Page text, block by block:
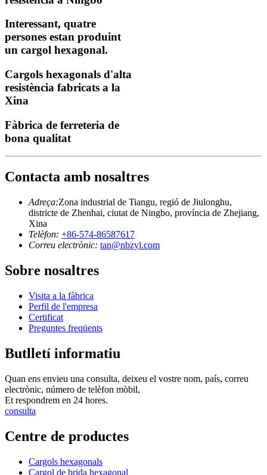
Interessant, quatre
persones estan produint
un cargol hexagonal.
Cargols hexagonals d'alta
resistència fabricats a la
Xina
Fàbrica de ferreteria de
bona qualitat
Contacta amb nosaltres
Adreça:Zona industrial de Tiangu, regió de Jiulonghu,
districte de Zhenhai, ciutat de Ningbo, província de Zhejiang,
Xina
Telèfon: +86-574-86587617
Correu electrònic: tan@nbzyl.com
Sobre nosaltres
Visita a la fàbrica
Perfil de l'empresa
Certificat
Preguntes freqüents
Butlletí informatiu
Quan ens envieu una consulta, deixeu el vostre nom, país, correu
electrònic, número de telèfon mòbil,
Et respondrem en 24 hores.
consulta
Centre de productes
Cargols hexagonals
Cargol de brida hexagonal